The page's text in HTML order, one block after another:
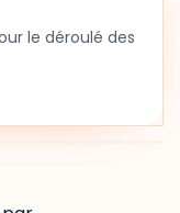
le déroulé des